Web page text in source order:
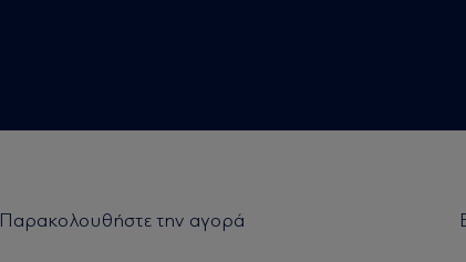
Παρακολουθήστε την αγορά